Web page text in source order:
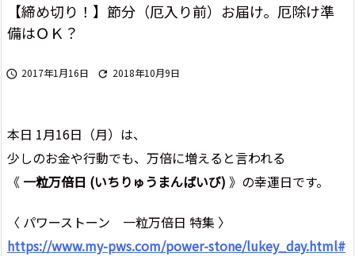
【締め切り！】節分（厄入り前）お届け。厄除け準
備はＯＫ？
 2017年1月16日  2018年10月9日
本日 1月16日（月）は、
少しのお金や行動でも、万倍に増えると言われる
《 一粒万倍日 (いちりゅうまんばいび) 》の幸運日です。
〈 パワーストーン 一粒万倍日 特集 〉
https://www.my-pws.com/power-stone/lukey_day.html#